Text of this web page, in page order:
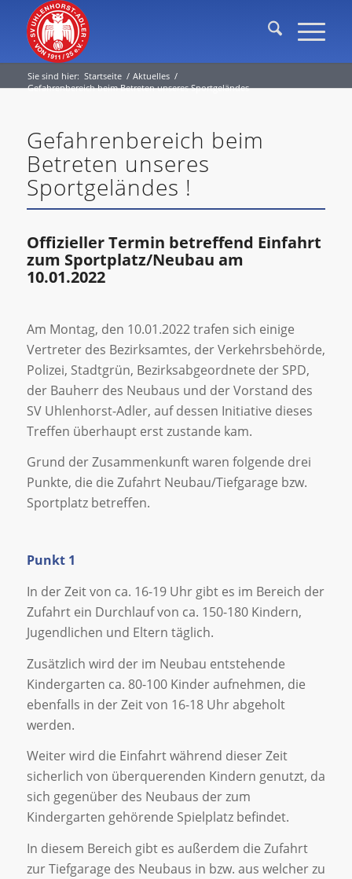
Sie sind hier: Startseite / Aktuelles /
Gefahrenbereich beim Betreten unseres Sportgeländes
Gefahrenbereich beim
Betreten unseres
Sportgeländes !
Offizieller Termin betreffend Einfahrt
zum Sportplatz/Neubau am
10.01.2022
Am Montag, den 10.01.2022 trafen sich einige
Vertreter des Bezirksamtes, der Verkehrsbehörde,
Polizei, Stadtgrün, Bezirksabgeordnete der SPD,
der Bauherr des Neubaus und der Vorstand des
SV Uhlenhorst-Adler, auf dessen Initiative dieses
Treffen überhaupt erst zustande kam.
Grund der Zusammenkunft waren folgende drei
Punkte, die die Zufahrt Neubau/Tiefgarage bzw.
Sportplatz betreffen.
Punkt 1
In der Zeit von ca. 16-19 Uhr gibt es im Bereich der
Zufahrt ein Durchlauf von ca. 150-180 Kindern,
Jugendlichen und Eltern täglich.
Zusätzlich wird der im Neubau entstehende
Kindergarten ca. 80-100 Kinder aufnehmen, die
ebenfalls in der Zeit von 16-18 Uhr abgeholt
werden.
Weiter wird die Einfahrt während dieser Zeit
sicherlich von überquerenden Kindern genutzt, da
sich gegenüber des Neubaus der zum
Kindergarten gehörende Spielplatz befindet.
In diesem Bereich gibt es außerdem die Zufahrt
zur Tiefgarage des Neubaus in bzw. aus welcher zu